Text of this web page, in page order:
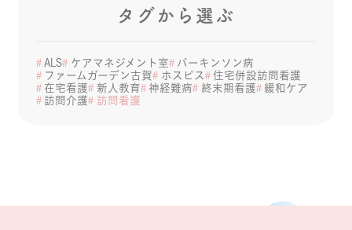
タグから選ぶ
ALS ケアマネジメント室
パーキンソン病
ファームガーデン古賀
ホスピス
住宅併設訪問看護
在宅看護
新人教育 神経難病 終末期看護
緩和ケア
訪問介護
訪問看護